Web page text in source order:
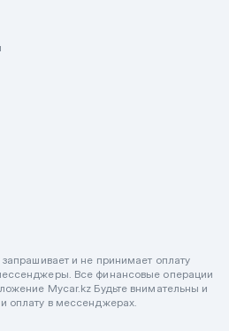
и не принимает оплату
Все финансовые операции
Mycar.kz Будьте внимательны и
оплату в мессенджерах.